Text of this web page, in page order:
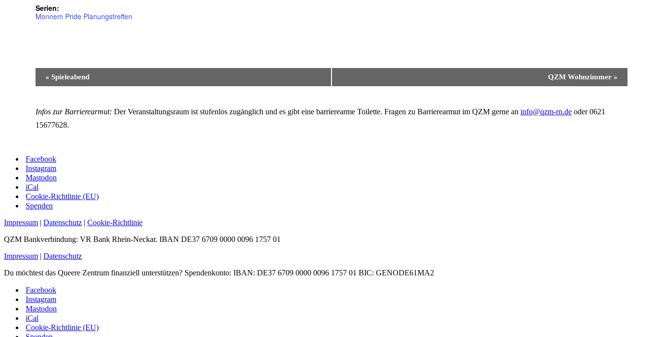
Serien:
Monnem Pride Planungstreffen
Veranstaltung-
Navigation
« Spieleabend QZM Wohnzimmer »
Infos zur Barrierearmut: Der Veranstaltungsraum ist stufenlos zugänglich und es gibt eine barrierearme Toilette. Fragen zu Barrierearmut im QZM gerne an info@qzm-rn.de oder 0621
15677628.
Facebook
Instagram
Mastodon
iCal
Cookie-Richtlinie (EU)
Spenden
Impressum | Datenschutz | Cookie-Richtlinie
QZM Bankverbindung: VR Bank Rhein-Neckar. IBAN DE37 6709 0000 0096 1757 01
Impressum | Datenschutz
Du möchtest das Queere Zentrum finanziell unterstützen? Spendenkonto: IBAN: DE37 6709 0000 0096 1757 01 BIC: GENODE61MA2
Facebook
Instagram
Mastodon
iCal
Cookie-Richtlinie (EU)